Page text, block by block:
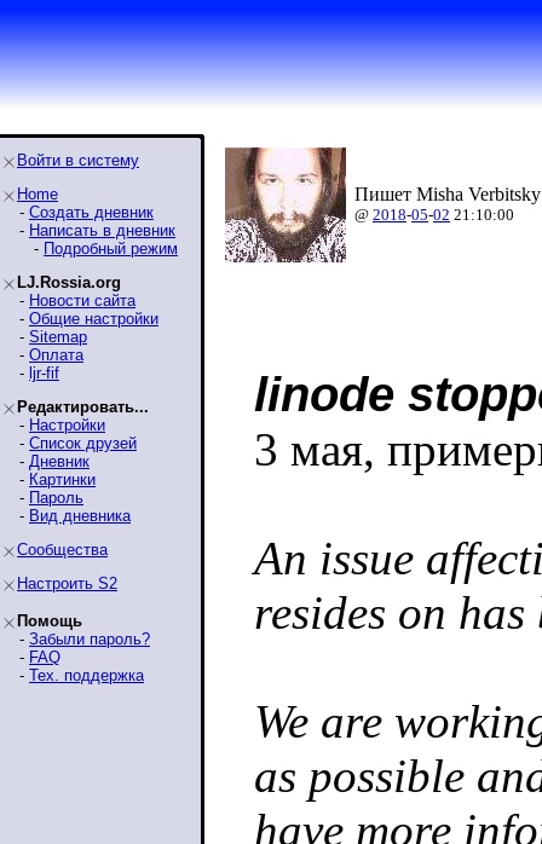
Войти в систему
Home
- Создать дневник
- Написать в дневник
- Подробный режим
LJ.Rossia.org
- Новости сайта
- Общие настройки
- Sitemap
- Оплата
- ljr-fif
Редактировать...
- Настройки
- Список друзей
- Дневник
- Картинки
- Пароль
- Вид дневника
Сообщества
Настроить S2
Помощь
- Забыли пароль?
- FAQ
- Тех. поддержка
Пишет Misha
@ 2018-05-02 21:10:00
linode
3 мая,
An issue
resides on has
We are
as possible
have more